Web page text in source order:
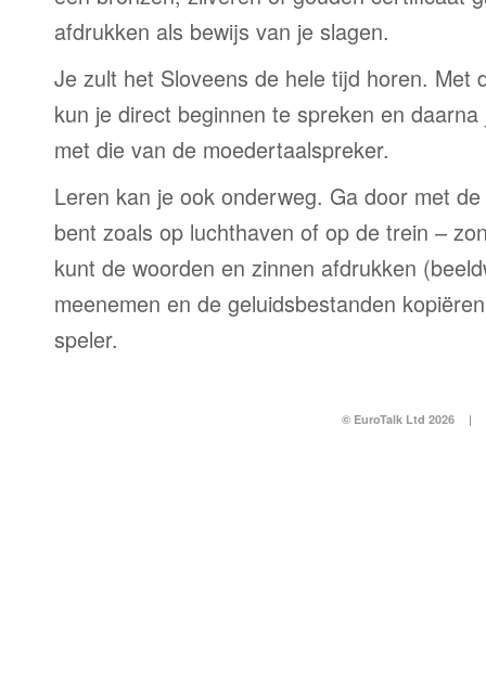
afdrukken als bewijs van je slagen.
Je zult het Sloveens de hele tijd horen. Met
kun je direct beginnen te spreken en
met die van de moedertaalspreker.
Leren kan je ook onderweg. Ga door met
bent zoals op luchthaven of op de trein –
kunt de woorden en zinnen afdrukken
meenemen en de geluidsbestanden
speler.
© EuroTalk Ltd 2026 |